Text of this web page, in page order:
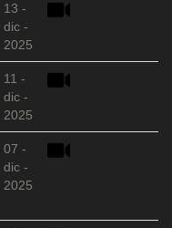
13 -
dic -
2025
11 -
dic -
2025
07 -
dic -
2025